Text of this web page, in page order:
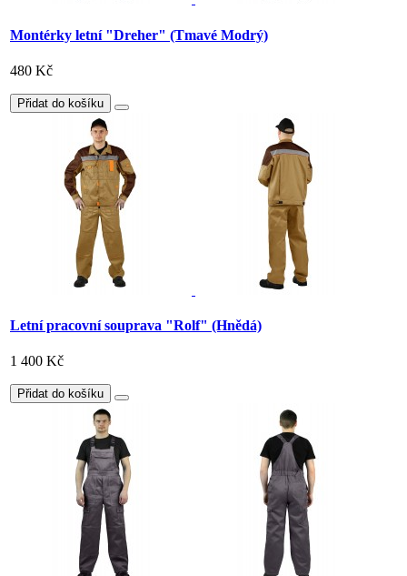
Montérky letní "Dreher" (Tmavé Modrý)
480 Kč
Přidat do košíku
Letní pracovní souprava "Rolf" (Hnědá)
1 400 Kč
Přidat do košíku